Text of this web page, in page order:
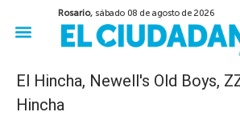
Rosario, sábado 08 de agosto de 2026
El Hincha, Newell's Old Boys,
Hincha